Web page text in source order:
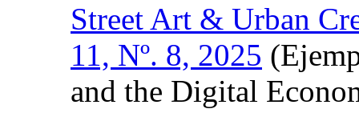
Street Art & Urban
11, Nº. 8, 2025
and the Digital